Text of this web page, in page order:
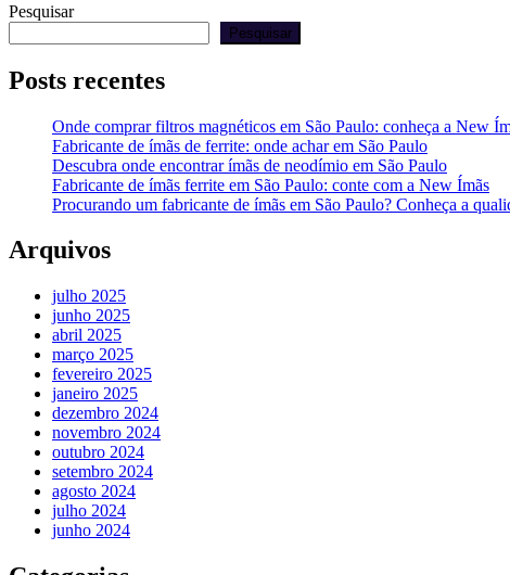
Pesquisar
Pesquisar
Posts recentes
Onde comprar filtros magnéticos em São Paulo: conheça a New
Fabricante de ímãs de ferrite: onde achar em São Paulo
Descubra onde encontrar ímãs de neodímio em São Paulo
Fabricante de ímãs ferrite em São Paulo: conte com a New Ímãs
Procurando um fabricante de ímãs em São Paulo? Conheça a
Arquivos
julho 2025
junho 2025
abril 2025
março 2025
fevereiro 2025
janeiro 2025
dezembro 2024
novembro 2024
outubro 2024
setembro 2024
agosto 2024
julho 2024
junho 2024